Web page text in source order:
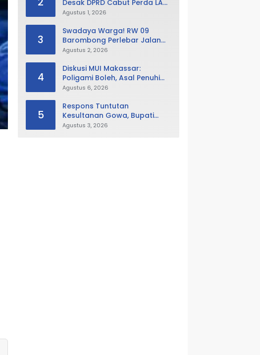
Desak DPRD Cabut Perda LAD,
Istana Balla Lompoa Diminta
Agustus 1, 2026
3
Swadaya Warga! RW 09
Barombong Perlebar Jalan
Lingkungan, Minta Pemkot Tak
Agustus 2, 2026
4
Diskusi MUI Makassar:
Poligami Boleh, Asal Penuhi
Syarat Hukum Negara
Agustus 6, 2026
5
Respons Tuntutan
Kesultanan Gowa, Bupati
Husniah Buka Peluang
Agustus 3, 2026